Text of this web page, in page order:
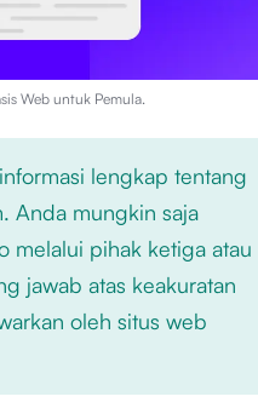
Web untuk Pemula.
lengkap tentang
Anda mungkin saja
melalui pihak ketiga atau
jawab atas keakuratan
oleh situs web